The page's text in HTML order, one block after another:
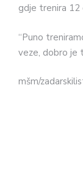
gdje trenira 12
“Puno
veze, dobro je
mšm/